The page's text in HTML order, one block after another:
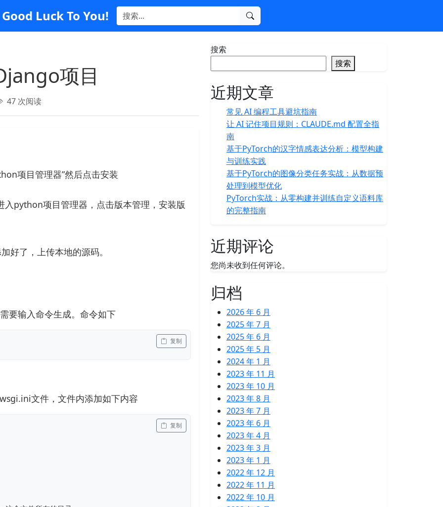
Luck To You!
搜索
项目
47 次阅读
项目管理器”然后点击安装
入python项目管理器，点击版本管理，安装版
好了，上传本地的源码。
要输入命令生成。命令如下
复制
文件，文件内添加如下内容
复制
搜索
搜索
近期文章
常见 AI 编程工具避坑指南
让 AI 记住项目规则：CLAUDE.md 配置全指
南
基于PyTorch的汉字情感表达分析：模型构建
与训练实践
基于PyTorch的图像分类任务实战：从数据预
处理到模型优化
PyTorch实战：从零构建并训练自定义语料库
的完整指南
近期评论
您尚未收到任何评论。
归档
2026 年 6 月
2025 年 7 月
2025 年 6 月
2025 年 5 月
2024 年 1 月
2023 年 11 月
2023 年 10 月
2023 年 8 月
2023 年 7 月
2023 年 6 月
2023 年 4 月
2023 年 3 月
2023 年 1 月
2022 年 12 月
2022 年 11 月
2022 年 10 月